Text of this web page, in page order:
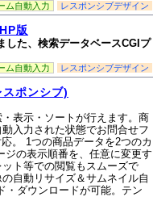
ム自動入力 レスポンシブデザイン
版
した、検索データベースCGIプ
ム自動入力 レスポンシブデザイン
ポンシブ)
表示・ソートが行えます。商
入力された状態でお問合せフ
。 1つの商品データを2つのカ
ジの表示順番を、任意に変更す
ト等での閲覧もスムーズで
自動リサイズ＆サムネイル自
・ダウンロードが可能。テン